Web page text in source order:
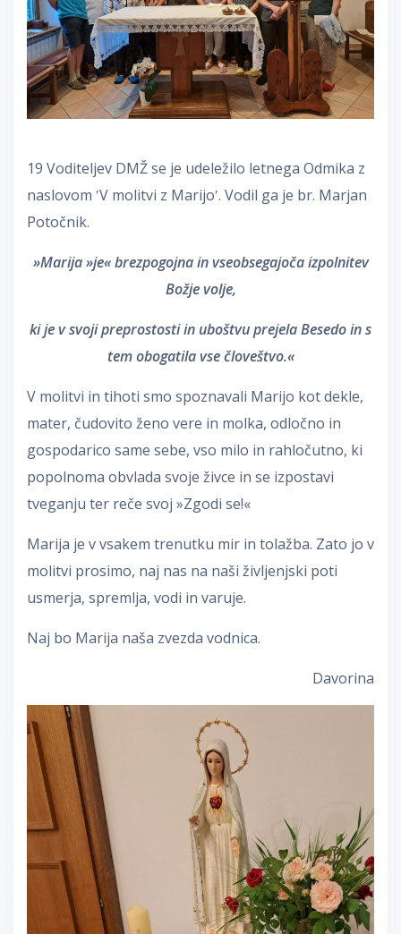
19 Voditeljev DMŽ se je udeležilo letnega Odmika z
naslovom ʹV molitvi z Marijoʹ. Vodil ga je br. Marjan
Potočnik.
»Marija »je« brezpogojna in vseobsegajoča izpolnitev
Božje volje,
ki je v svoji preprostosti in uboštvu prejela Besedo in s
tem obogatila vse človeštvo.«
V molitvi in tihoti smo spoznavali Marijo kot dekle,
mater, čudovito ženo vere in molka, odločno in
gospodarico same sebe, vso milo in rahločutno, ki
popolnoma obvlada svoje živce in se izpostavi
tveganju ter reče svoj »Zgodi se!«
Marija je v vsakem trenutku mir in tolažba. Zato jo v
molitvi prosimo, naj nas na naši življenjski poti
usmerja, spremlja, vodi in varuje.
Naj bo Marija naša zvezda vodnica.
Davorina